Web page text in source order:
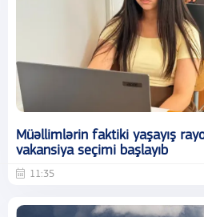
Müəllimlərin faktiki yaşayış
vakansiya seçimi başlayıb
11:35